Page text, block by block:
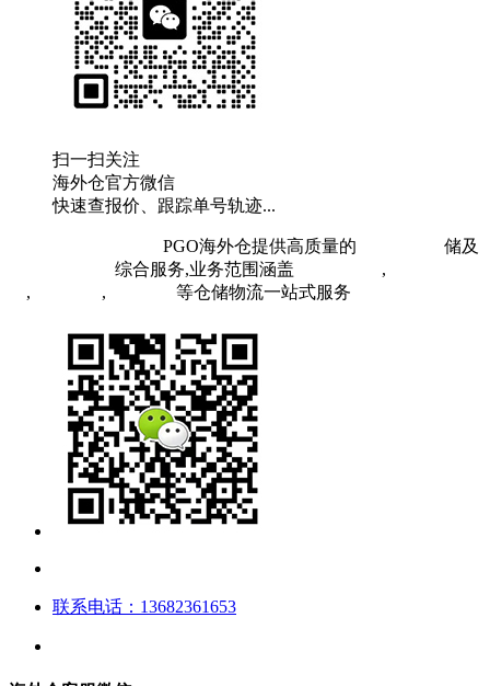
扫一扫关注
海外仓官方微信
快速查报价、跟踪单号轨迹...
PGO海外仓提供高质量的
储及
综合服务,业务范围涵盖 ,
, , 等仓储物流一站式服务
联系电话：13682361653